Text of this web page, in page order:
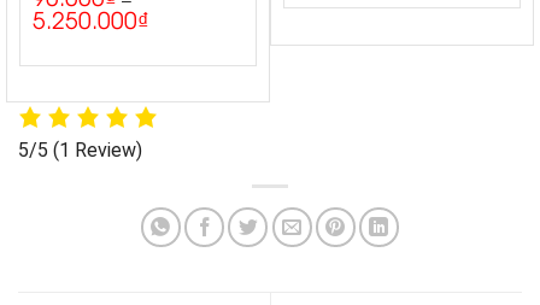
out of 5
5.250.000₫
5/5 (1 Review)